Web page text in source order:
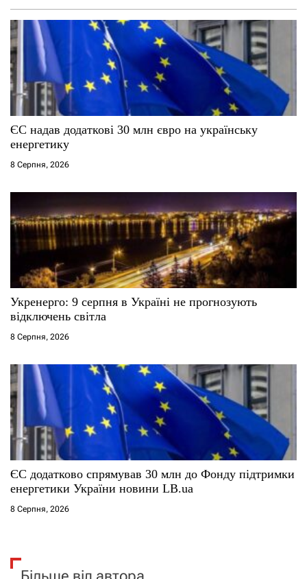
з
а
п
и
с
і
в
ЄС надав додаткові 30 млн євро на українську
енергетику
8 Серпня, 2026
Укренерго: 9 серпня в Україні не прогнозують
відключень світла
8 Серпня, 2026
ЄС додатково спрямував 30 млн до Фонду підтримки
енергетики України новини LB.ua
8 Серпня, 2026